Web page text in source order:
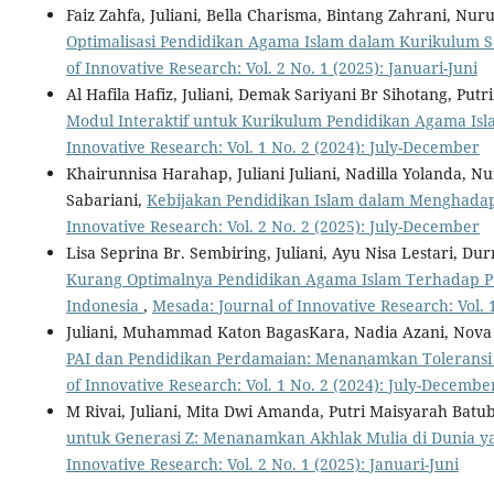
Faiz Zahfa, Juliani, Bella Charisma, Bintang Zahrani,
Optimalisasi Pendidikan Agama Islam dalam Kurikulum
of Innovative Research: Vol. 2 No. 1 (2025): Januari-Juni
Al Hafila Hafiz, Juliani, Demak Sariyani Br Sihotang,
Modul Interaktif untuk Kurikulum Pendidikan Agama
Innovative Research: Vol. 1 No. 2 (2024): July-December
Khairunnisa Harahap, Juliani Juliani, Nadilla Yolanda,
Sabariani, Kebijakan Pendidikan Islam dalam
Innovative Research: Vol. 2 No. 2 (2025): July-December
Lisa Seprina Br. Sembiring, Juliani, Ayu Nisa Lestari,
Kurang Optimalnya Pendidikan Agama Islam Terhadap
Indonesia , Mesada: Journal of Innovative Research: Vol.
Juliani, Muhammad Katon BagasKara, Nadia Azani,
PAI dan Pendidikan Perdamaian: Menanamkan
of Innovative Research: Vol. 1 No. 2 (2024): July-
M Rivai, Juliani, Mita Dwi Amanda, Putri Maisyarah
untuk Generasi Z: Menanamkan Akhlak Mulia di Dunia
Innovative Research: Vol. 2 No. 1 (2025): Januari-Juni